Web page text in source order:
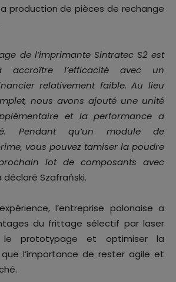
production de pièces de rechange
de l’imprimante Sintratec S2 est
l’efficacité avec un
relativement faible. Au lieu
nous avons ajouté une unité
et la performance a
Pendant qu’un module de
vous pouvez tamiser la poudre
lot de composants avec
déclaré Szafrański.
l’entreprise polonaise a
du frittage sélectif par laser
le prototypage et optimiser la
l’importance de rester agile et